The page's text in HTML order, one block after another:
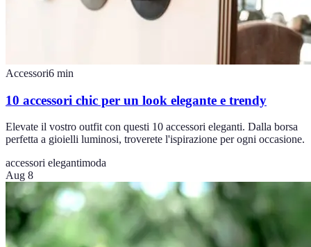
Accessori6 min
10 accessori chic per un look elegante e trendy
Elevate il vostro outfit con questi 10 accessori eleganti. Dalla borsa
perfetta a gioielli luminosi, troverete l'ispirazione per ogni occasione.
accessori elegantimoda
Aug 8